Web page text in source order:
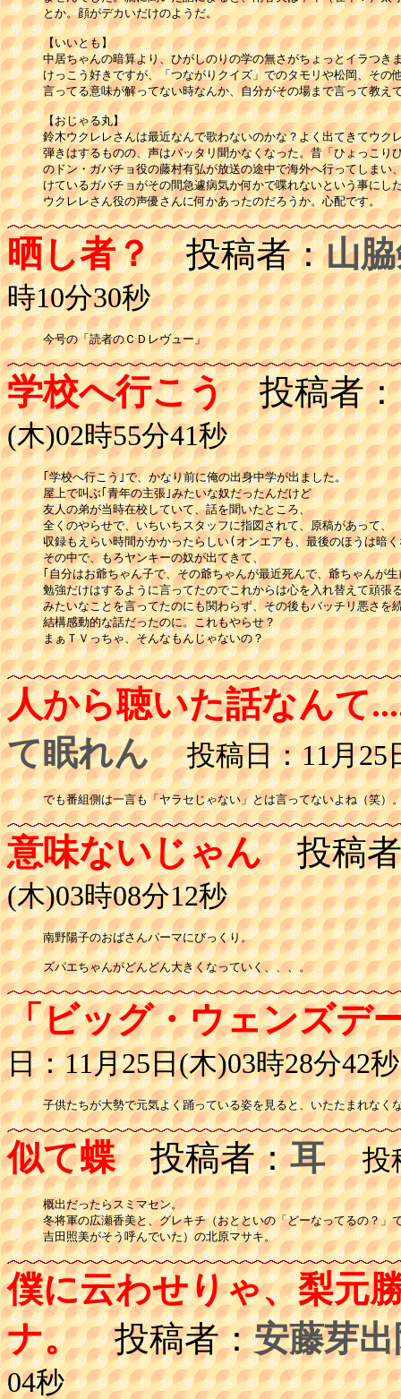
とか。顔がデカいだけのようだ。
【いいとも】
中居ちゃんの暗算より、ひがしのりの学の無さがちょっとイラつき
けっこう好きですが、「つながりクイズ」でのタモリや松岡、その
言ってる意味が解ってない時なんか、自分がその場まで言って教え
【おじゃる丸】
鈴木ウクレレさんは最近なんで歌わないのかな？よく出てきてウク
弾きはするものの、声はパッタリ聞かなくなった。昔「ひょっこり
のドン・ガバチョ役の藤村有弘が放送の途中で海外へ行ってしまい
けているガバチョがその間急遽病気か何かで喋れないという事にし
ウクレレさん役の声優さんに何かあったのだろうか。心配です。
晒し者？投稿者：山
時10分30秒
今号の「読者のＣＤレヴュー」
学校へ行こう投稿者：
(木)02時55分41秒
｢学校へ行こう｣で、かなり前に俺の出身中学が出ました。
屋上で叫ぶ｢青年の主張｣みたいな奴だったんだけど
友人の弟が当時在校していて、話を聞いたところ、
全くのやらせで、いちいちスタッフに指図されて、原稿があって、
収録もえらい時間がかかったらしい(オンエアも、最後のほうは暗
その中で、もろヤンキーの奴が出てきて、
｢自分はお爺ちゃん子で、その爺ちゃんが最近死んで、爺ちゃんが生
勉強だけはするように言ってたのでこれからは心を入れ替えて頑張
みたいなことを言ってたのにも関わらず、その後もバッチリ悪さを
結構感動的な話だったのに。これもやらせ？
まぁＴＶっちゃ、そんなもんじゃないの？
人から聴いた話なんて
て眠れん 投稿日：11月25
でも番組側は一言も「ヤラセじゃない」とは言ってないよね（笑）
意味ないじゃん投稿
(木)03時08分12秒
南野陽子のおばさんパーマにびっくり。
ズパエちゃんがどんどん大きくなっていく、、、。
「ビッグ・ウェンズデ
日：11月25日(木)03時28分42秒
子供たちが大勢で元気よく踊っている姿を見ると、いたたまれなく
似て蝶投稿者：耳 投稿
概出だったらスミマセン。
冬将軍の広瀬香美と、グレキチ（おとといの「どーなってるの？」
僕に云わせりゃ、梨元
ナ。投稿者：安藤芽
04秒